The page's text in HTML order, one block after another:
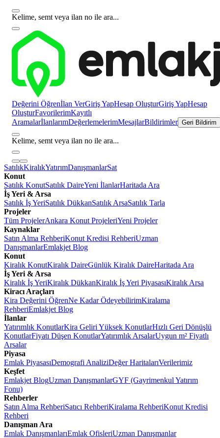
Kelime, semt veya ilan no ile ara...
Değerini Öğrenİlan VerGiriş YapHesap OluşturGiriş YapHesap
OluşturFavorilerimKayıtlı
AramalarİlanlarımDeğerlemelerimMesajlarBildirimler Geri Bildirim
Kelime, semt veya ilan no ile ara...
SatılıkKiralıkYatırımDanışmanlarSat
Konut
Satılık KonutSatılık DaireYeni İlanlarHaritada Ara
İş Yeri & Arsa
Satılık İş YeriSatılık DükkanSatılık ArsaSatılık Tarla
Projeler
Tüm ProjelerAnkara Konut ProjeleriYeni Projeler
Kaynaklar
Satın Alma RehberiKonut Kredisi RehberiUzman
DanışmanlarEmlakjet Blog
Konut
Kiralık KonutKiralık DaireGünlük Kiralık DaireHaritada Ara
İş Yeri & Arsa
Kiralık İş YeriKiralık DükkanKiralık İş Yeri PiyasasıKiralık Arsa
Kiracı Araçları
Kira Değerini ÖğrenNe Kadar ÖdeyebilirimKiralama
RehberiEmlakjet Blog
İlanlar
Yatırımlık KonutlarKira Geliri Yüksek KonutlarHızlı Geri Dönüşlü
KonutlarFiyatı Düşen KonutlarYatırımlık ArsalarUygun m² Fiyatlı
Arsalar
Piyasa
Emlak PiyasasıDemografi AnaliziDeğer HaritalarıVerilerimiz
Keşfet
Emlakjet BlogUzman DanışmanlarGYF (Gayrimenkul Yatırım
Fonu)
Rehberler
Satın Alma RehberiSatıcı RehberiKiralama RehberiKonut Kredisi
Rehberi
Danışman Ara
Emlak DanışmanlarıEmlak OfisleriUzman Danışmanlar